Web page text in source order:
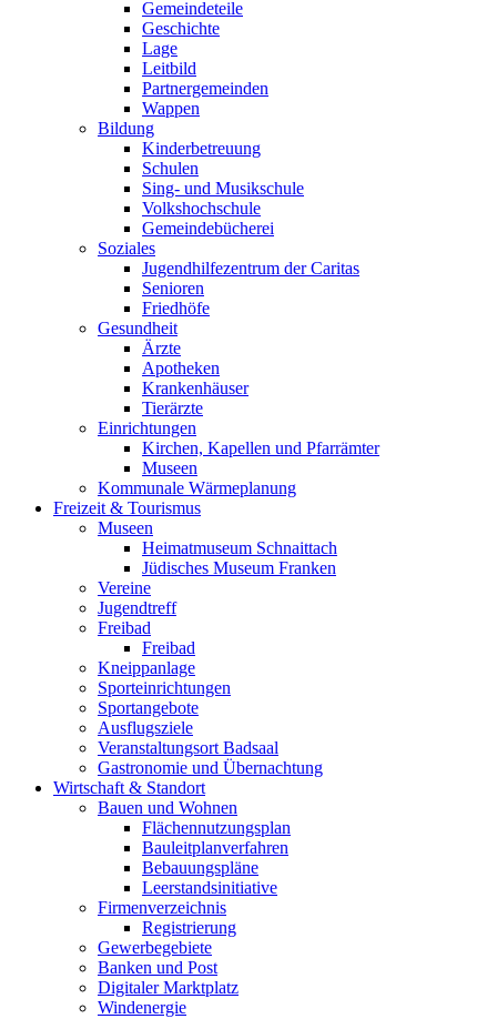
Gemeindeteile
Geschichte
Lage
Leitbild
Partnergemeinden
Wappen
Bildung
Kinderbetreuung
Schulen
Sing- und Musikschule
Volkshochschule
Gemeindebücherei
Soziales
Jugendhilfezentrum der Caritas
Senioren
Friedhöfe
Gesundheit
Ärzte
Apotheken
Krankenhäuser
Tierärzte
Einrichtungen
Kirchen, Kapellen und Pfarrämter
Museen
Kommunale Wärmeplanung
Freizeit & Tourismus
Museen
Heimatmuseum Schnaittach
Jüdisches Museum Franken
Vereine
Jugendtreff
Freibad
Freibad
Kneippanlage
Sporteinrichtungen
Sportangebote
Ausflugsziele
Veranstaltungsort Badsaal
Gastronomie und Übernachtung
Wirtschaft & Standort
Bauen und Wohnen
Flächennutzungsplan
Bauleitplanverfahren
Bebauungspläne
Leerstandsinitiative
Firmenverzeichnis
Registrierung
Gewerbegebiete
Banken und Post
Digitaler Marktplatz
Windenergie